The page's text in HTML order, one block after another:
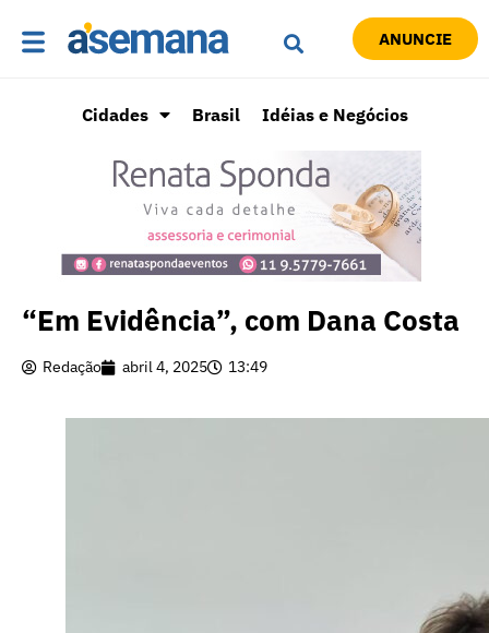
ANUNCIE
Cidades Brasil Idéias e Negócios
“Em Evidência”, com Dana Costa
Redação abril 4, 2025 13:49